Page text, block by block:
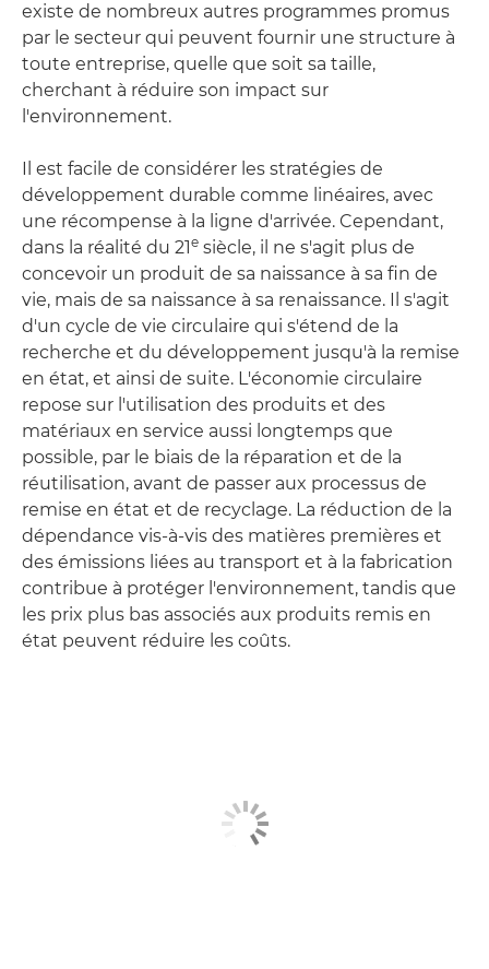
existe de nombreux autres programmes promus
par le secteur qui peuvent fournir une structure à
toute entreprise, quelle que soit sa taille,
cherchant à réduire son impact sur
l'environnement.
Il est facile de considérer les stratégies de
développement durable comme linéaires, avec
une récompense à la ligne d'arrivée. Cependant,
dans la réalité du 21e siècle, il ne s'agit plus de
concevoir un produit de sa naissance à sa fin de
vie, mais de sa naissance à sa renaissance. Il s'agit
d'un cycle de vie circulaire qui s'étend de la
recherche et du développement jusqu'à la remise
en état, et ainsi de suite. L'économie circulaire
repose sur l'utilisation des produits et des
matériaux en service aussi longtemps que
possible, par le biais de la réparation et de la
réutilisation, avant de passer aux processus de
remise en état et de recyclage. La réduction de la
dépendance vis-à-vis des matières premières et
des émissions liées au transport et à la fabrication
contribue à protéger l'environnement, tandis que
les prix plus bas associés aux produits remis en
état peuvent réduire les coûts.